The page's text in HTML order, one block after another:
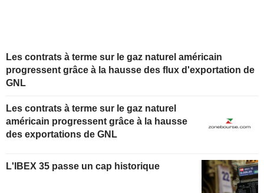
Les contrats à terme sur le gaz naturel américain
progressent grâce à la hausse des flux d'exportation de
GNL
Les contrats à terme sur le gaz naturel
américain progressent grâce à la hausse
des exportations de GNL
L'IBEX 35 passe un cap historique